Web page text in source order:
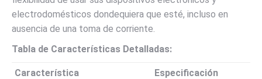
MARCA
CARSPA
cantidad
electrodomésticos dondequiera que esté, incluso en
ausencia de una toma de corriente.
Tabla de Características Detalladas:
Característica
Especificación